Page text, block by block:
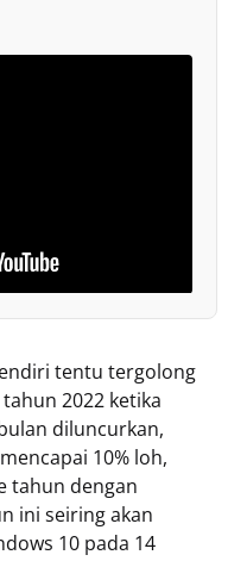
tentu tergolong
2022 ketika
diluncurkan,
10% loh,
tahun dengan
ini seiring akan
10 pada 14